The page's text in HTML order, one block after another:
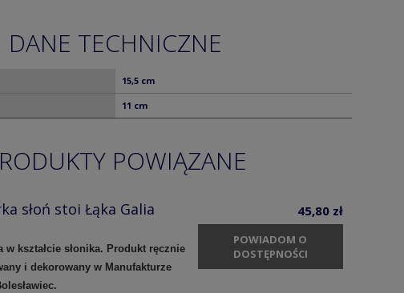
DANE TECHNICZNE
15,5 cm
11 cm
POWIĄZANE
słoń stoi Łąka Galia
w kształcie słonika. Produkt ręcznie
i dekorowany w Manufakturze
45,80 zł
POWIADOM O
DOSTĘPNOŚCI